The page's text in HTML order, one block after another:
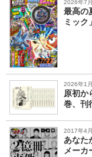
2026年7
最高の
ミック
2026年1
原初か
巻、刊
2017年4
あなた
メーカ